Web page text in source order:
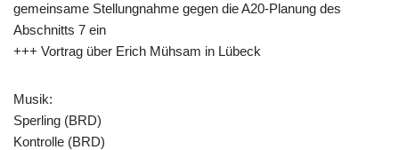
gemeinsame Stellungnahme gegen die A20-Planung des
Abschnitts 7 ein
+++ Vortrag über Erich Mühsam in Lübeck
Musik:
Sperling (BRD)
Kontrolle (BRD)